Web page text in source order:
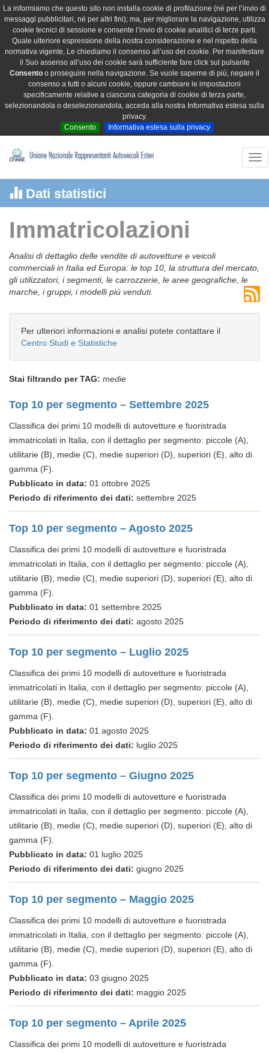
La informiamo che questo sito non installa cookie di profilazione (né per l’invio di
messaggi pubblicitari, né per altri fini); ma, per migliorare la navigazione, utilizza
cookie tecnici di sessione e consente l’invio di cookie analitici di terze parti.
Quale ulteriore espressione della nostra considerazione e nel rispetto della
normativa vigente, Le chiediamo il consenso all’uso dei cookie. Per manifestare
il Suo assenso all’uso dei cookie sarà sufficiente fare click sul pulsante
Consento o proseguire nella navigazione. Se vuole saperne di più, negare il
consenso a tutti o alcuni cookie, oppure cambiare le impostazioni
specificamente relative a ciascuna categoria di cookie di terza parte,
selezionandola o deselezionandola, acceda alla nostra Informativa estesa sulla
privacy.
Consento
Informativa estesa sulla privacy
Dati statistici
Immatricolazioni
Analisi di dettaglio delle vendite di autovetture e veicoli
commerciali in Italia ed Europa: le top 10, la struttura del mercato,
gli utilizzatori, i segmenti, le carrozzerie, le aree geografiche, le
marche, i gruppi, i modelli più venduti.
Per ulteriori informazioni e analisi potete contattare il
Centro Studi e Statistiche
Stai filtrando per TAG: medie
Top 10 per segmento – Settembre 2025
Classifica dei primi 10 modelli di autovetture e fuoristrada
immatricolati in Italia, con il dettaglio per segmento: piccole (A),
utilitarie (B), medie (C), medie superiori (D), superiori (E), alto di
gamma (F).
Pubblicato in data: 01 ottobre 2025
Periodo di riferimento dei dati: settembre 2025
Top 10 per segmento – Agosto 2025
Classifica dei primi 10 modelli di autovetture e fuoristrada
immatricolati in Italia, con il dettaglio per segmento: piccole (A),
utilitarie (B), medie (C), medie superiori (D), superiori (E), alto di
gamma (F).
Pubblicato in data: 01 settembre 2025
Periodo di riferimento dei dati: agosto 2025
Top 10 per segmento – Luglio 2025
Classifica dei primi 10 modelli di autovetture e fuoristrada
immatricolati in Italia, con il dettaglio per segmento: piccole (A),
utilitarie (B), medie (C), medie superiori (D), superiori (E), alto di
gamma (F).
Pubblicato in data: 01 agosto 2025
Periodo di riferimento dei dati: luglio 2025
Top 10 per segmento – Giugno 2025
Classifica dei primi 10 modelli di autovetture e fuoristrada
immatricolati in Italia, con il dettaglio per segmento: piccole (A),
utilitarie (B), medie (C), medie superiori (D), superiori (E), alto di
gamma (F).
Pubblicato in data: 01 luglio 2025
Periodo di riferimento dei dati: giugno 2025
Top 10 per segmento – Maggio 2025
Classifica dei primi 10 modelli di autovetture e fuoristrada
immatricolati in Italia, con il dettaglio per segmento: piccole (A),
utilitarie (B), medie (C), medie superiori (D), superiori (E), alto di
gamma (F).
Pubblicato in data: 03 giugno 2025
Periodo di riferimento dei dati: maggio 2025
Top 10 per segmento – Aprile 2025
Classifica dei primi 10 modelli di autovetture e fuoristrada